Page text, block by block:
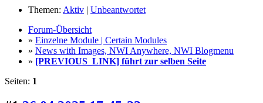
Themen: Aktiv | Unbeantwortet
Forum-Übersicht
» Einzelne Module | Certain Modules
» News with Images, NWI Anywhere, NWI Blogmenu
» [PREVIOUS_LINK] führt zur selben Seite
Seiten: 1